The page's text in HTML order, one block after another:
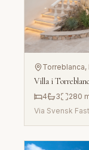
Torreblanca,
Villa i
4 3 280
Via Svensk